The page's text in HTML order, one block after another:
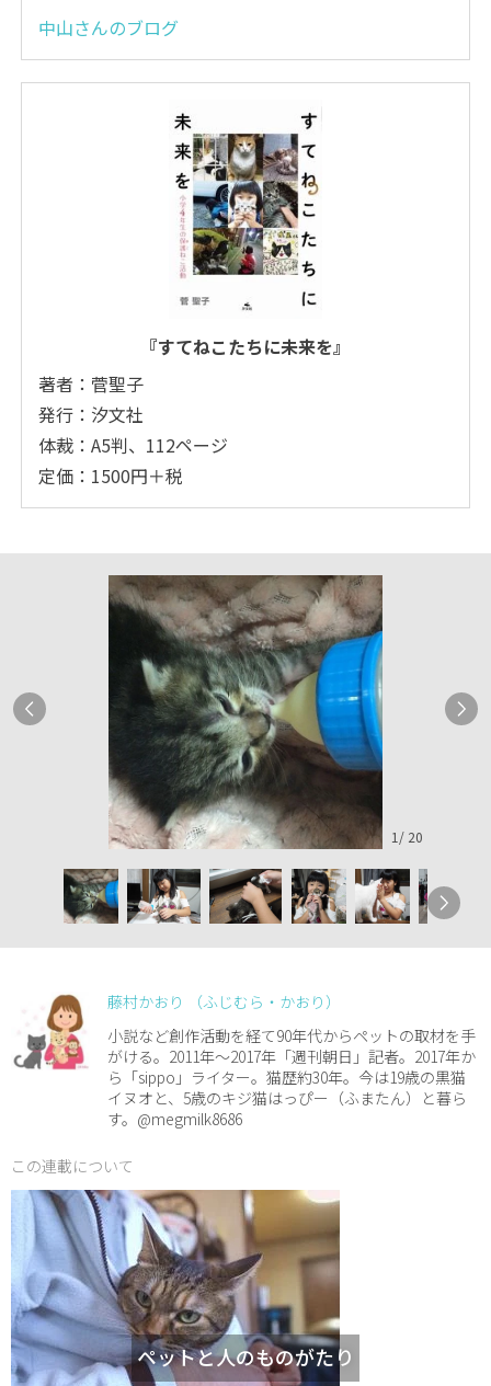
中山さんのブログ
『すてねこたちに未来を』
著者：菅聖子
発行：汐文社
体裁：A5判、112ページ
定価：1500円＋税
1 / 20
藤村かおり （ふじむら・かおり）
小説など創作活動を経て90年代からペットの取材を手
がける。2011年～2017年「週刊朝日」記者。2017年か
ら「sippo」ライター。猫歴約30年。今は19歳の黒猫
イヌオと、5歳のキジ猫はっぴー（ふまたん）と暮ら
す。@megmilk8686
この連載について
ペットと人のものがたり